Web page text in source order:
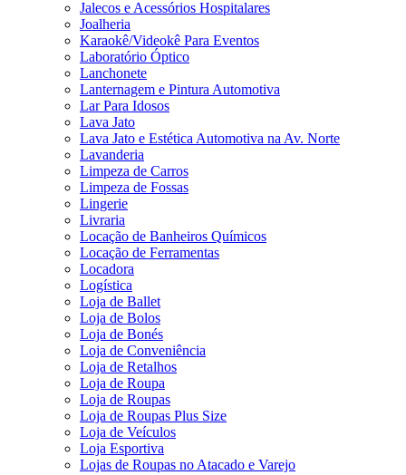
Jalecos e Acessórios Hospitalares
Joalheria
Karaokê/Videokê Para Eventos
Laboratório Óptico
Lanchonete
Lanternagem e Pintura Automotiva
Lar Para Idosos
Lava Jato
Lava Jato e Estética Automotiva na Av. Norte
Lavanderia
Limpeza de Carros
Limpeza de Fossas
Lingerie
Livraria
Locação de Banheiros Químicos
Locação de Ferramentas
Locadora
Logística
Loja de Ballet
Loja de Bolos
Loja de Bonés
Loja de Conveniência
Loja de Retalhos
Loja de Roupa
Loja de Roupas
Loja de Roupas Plus Size
Loja de Veículos
Loja Esportiva
Lojas de Roupas no Atacado e Varejo